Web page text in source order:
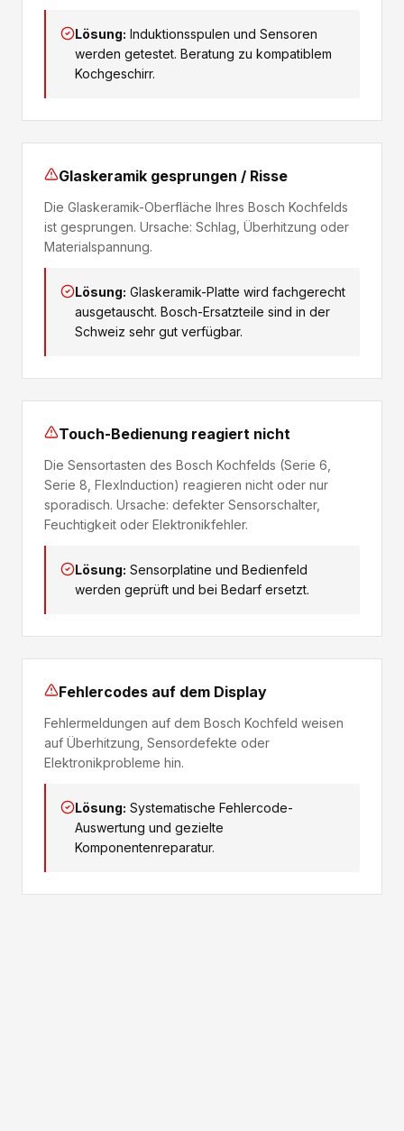
Lösung: Induktionsspulen und Sensoren
werden getestet. Beratung zu kompatiblem
Kochgeschirr.
Glaskeramik gesprungen / Risse
Die Glaskeramik-Oberfläche Ihres Bosch Kochfelds
ist gesprungen. Ursache: Schlag, Überhitzung oder
Materialspannung.
Lösung: Glaskeramik-Platte wird fachgerecht
ausgetauscht. Bosch-Ersatzteile sind in der
Schweiz sehr gut verfügbar.
Touch-Bedienung reagiert nicht
Die Sensortasten des Bosch Kochfelds (Serie 6,
Serie 8, FlexInduction) reagieren nicht oder nur
sporadisch. Ursache: defekter Sensorschalter,
Feuchtigkeit oder Elektronikfehler.
Lösung: Sensorplatine und Bedienfeld
werden geprüft und bei Bedarf ersetzt.
Fehlercodes auf dem Display
Fehlermeldungen auf dem Bosch Kochfeld weisen
auf Überhitzung, Sensordefekte oder
Elektronikprobleme hin.
Lösung: Systematische Fehlercode-
Auswertung und gezielte
Komponentenreparatur.